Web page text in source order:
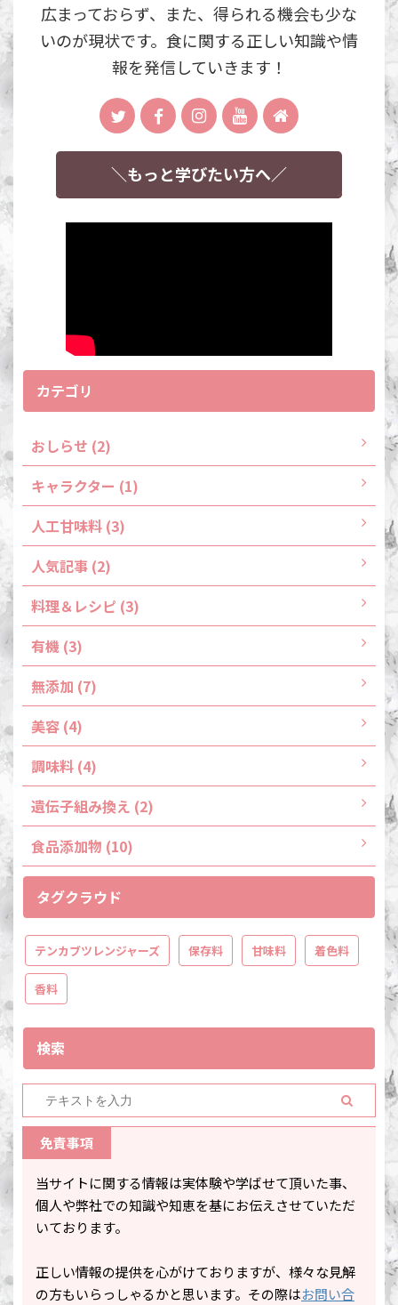
広まっておらず、また、得られる機会も少な
いのが現状です。食に関する正しい知識や情
報を発信していきます！
＼もっと学びたい方へ／
カテゴリ
おしらせ (2)
キャラクター (1)
人工甘味料 (3)
人気記事 (2)
料理＆レシピ (3)
有機 (3)
無添加 (7)
美容 (4)
調味料 (4)
遺伝子組み換え (2)
食品添加物 (10)
タグクラウド
テンカブツレンジャーズ 保存料 甘味料 着色料
香料
検索
免責事項
当サイトに関する情報は実体験や学ばせて頂いた事、
個人や弊社での知識や知恵を基にお伝えさせていただ
いております。
正しい情報の提供を心がけておりますが、様々な見解
の方もいらっしゃるかと思います。その際はお問い合